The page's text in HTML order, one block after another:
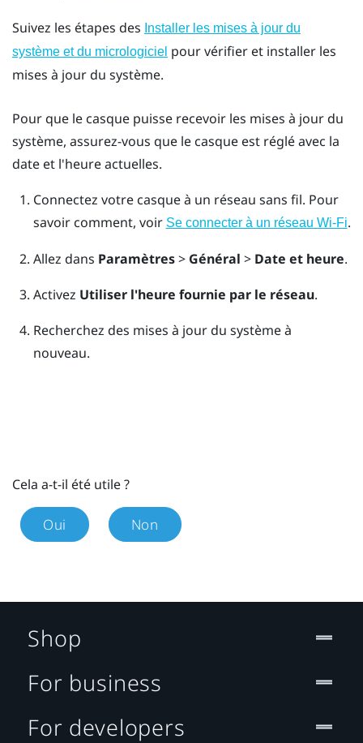
Suivez les étapes des Installer les mises à jour du
système et du micrologiciel pour vérifier et installer les
mises à jour du système.
Pour que le casque puisse recevoir les mises à jour du
système, assurez-vous que le casque est réglé avec la
date et l'heure actuelles.
Connectez votre casque à un réseau sans fil. Pour
savoir comment, voir Se connecter à un réseau Wi-Fi.
Allez dans Paramètres> Général > Date et heure.
Activez Utiliser l'heure fournie par le réseau.
Recherchez des mises à jour du système à
nouveau.
Cela a-t-il été utile ?
Oui Non
Shop
For business
For developers